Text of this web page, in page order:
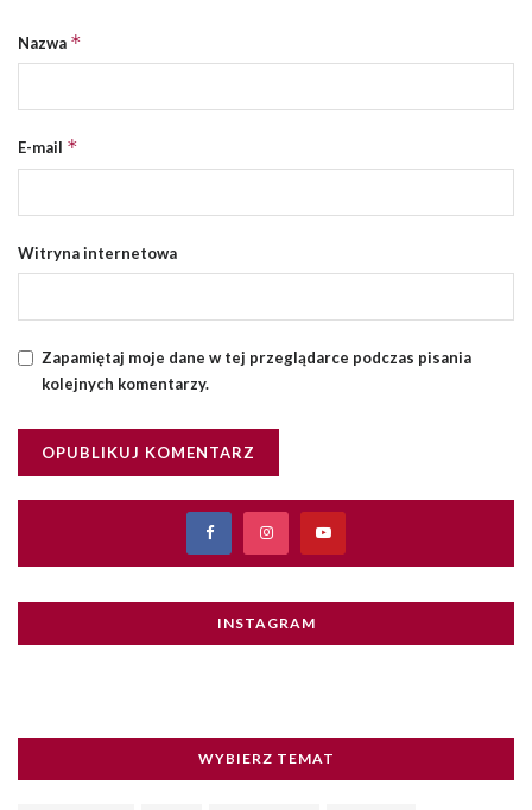
Nazwa *
E-mail *
Witryna internetowa
Zapamiętaj moje dane w tej przeglądarce podczas pisania
kolejnych komentarzy.
INSTAGRAM
WYBIERZ TEMAT